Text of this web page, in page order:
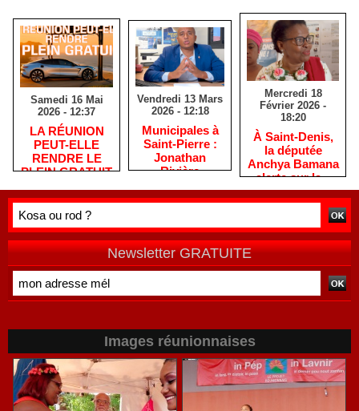
Samedi 16 Mai
2026 - 12:37
​LA RÉUNION
PEUT-ELLE
RENDRE LE
PLEIN GRATUIT
Vendredi 13 Mars
2026 - 12:18
​Municipales à
Saint-Pierre :
Jonathan
Rivière
habitants après
de terrain
Mercredi 18
Février 2026 -
18:20
​À Saint-Denis,
la députée
Anchya Bamana
alerte sur la «
double peine »
vécue par
Newsletter GRATUITE
Images réunionnaises